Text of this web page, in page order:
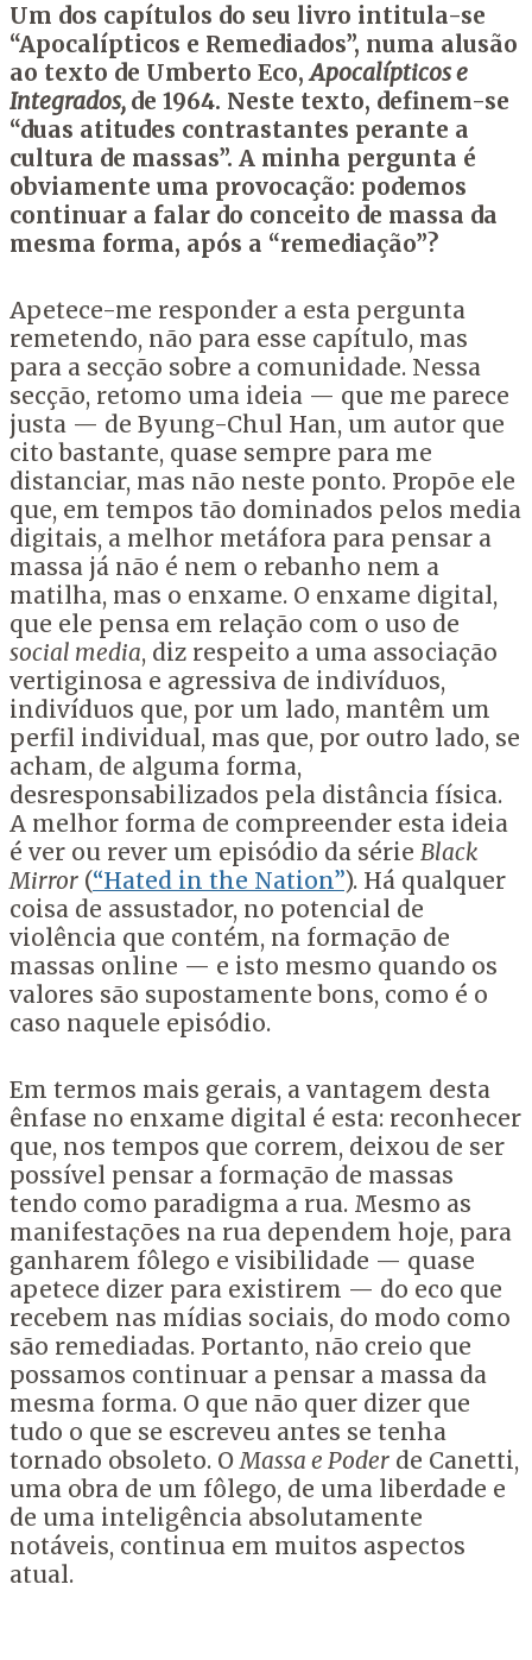
Um dos capítulos do seu livro intitula-se
“Apocalípticos e Remediados”, numa alusão
ao texto de Umberto Eco,Apocalípticos e
Integrados, de 1964. Neste texto, definem-se
“duas atitudes contrastantes perante a
cultura de massas”. A minha pergunta é
obviamente uma provocação: podemos
continuar a falar do conceito de massa da
mesma forma, após a “remediação”?
Apetece-me responder a esta pergunta
remetendo, não para esse capítulo, mas
para a secção sobre a comunidade. Nessa
secção, retomo uma ideia — que me parece
justa — de Byung-Chul Han, um autor que
cito bastante, quase sempre para me
distanciar, mas não neste ponto. Propõe ele
que, em tempos tão dominados pelos media
digitais, a melhor metáfora para pensar a
massa já não é nem o rebanho nem a
matilha, mas o enxame. O enxame digital,
que ele pensa em relação com o uso de
social media, diz respeito a uma associação
vertiginosa e agressiva de indivíduos,
indivíduos que, por um lado, mantêm um
perfil individual, mas que, por outro lado, se
acham, de alguma forma,
desresponsabilizados pela distância física.
A melhor forma de compreender esta ideia
é ver ou rever um episódio da série Black
Mirror (“Hated in the Nation”). Há qualquer
coisa de assustador, no potencial de
violência que contém, na formação de
massas online — e isto mesmo quando os
valores são supostamente bons, como é o
caso naquele episódio.
Em termos mais gerais, a vantagem desta
ênfase no enxame digital é esta: reconhecer
que, nos tempos que correm, deixou de ser
possível pensar a formação de massas
tendo como paradigma a rua. Mesmo as
manifestações na rua dependem hoje, para
ganharem fôlego e visibilidade — quase
apetece dizer para existirem — do eco que
recebem nas mídias sociais, do modo como
são remediadas. Portanto, não creio que
possamos continuar a pensar a massa da
mesma forma. O que não quer dizer que
tudo o que se escreveu antes se tenha
tornado obsoleto. OMassa e Poder de Canetti,
uma obra de um fôlego, de uma liberdade e
de uma inteligência absolutamente
notáveis, continua em muitos aspectos
atual.